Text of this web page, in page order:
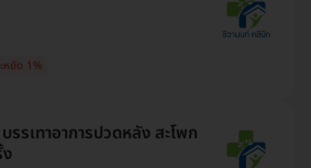
หยัด 1%
รเทาอาการปวดหลัง สะโพก